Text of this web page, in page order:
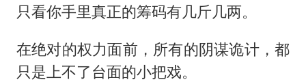
只看你手里真正的筹码有几斤几两。
在绝对的权力面前，所有的阴谋诡计，都
只是上不了台面的小把戏。